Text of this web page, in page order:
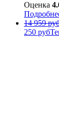
Оценка
14 959
250 руб